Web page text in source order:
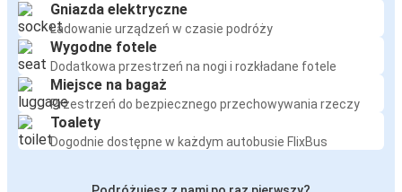
Gniazda elektryczne
Ładowanie urządzeń w czasie podróży
Wygodne fotele
Dodatkowa przestrzeń na nogi i rozkładane fotele
Miejsce na bagaż
Przestrzeń do bezpiecznego przechowywania rzeczy
Toalety
Dogodnie dostępne w każdym autobusie FlixBus